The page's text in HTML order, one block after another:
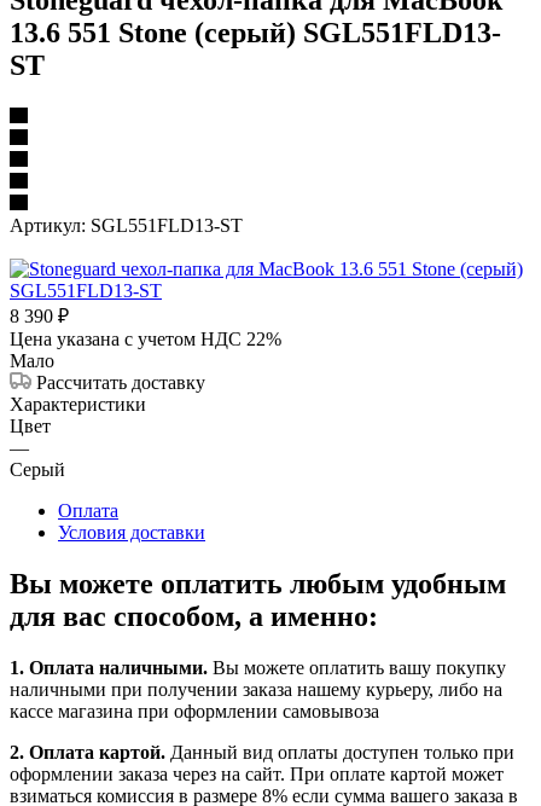
13.6 551 Stone (серый) SGL551FLD13-
ST
Артикул: SGL551FLD13-ST
8 390 ₽
Цена указана с учетом НДС 22%
Мало
Рассчитать доставку
Характеристики
Цвет
—
Серый
Оплата
Условия доставки
Вы можете оплатить любым удобным
для вас способом, а именно:
1. Оплата наличными. Вы можете оплатить вашу покупку
наличными при получении заказа нашему курьеру, либо на
кассе магазина при оформлении самовывоза
2. Оплата картой. Данный вид оплаты доступен только при
оформлении заказа через на сайт. При оплате картой может
взиматься комиссия в размере 8% если сумма вашего заказа в